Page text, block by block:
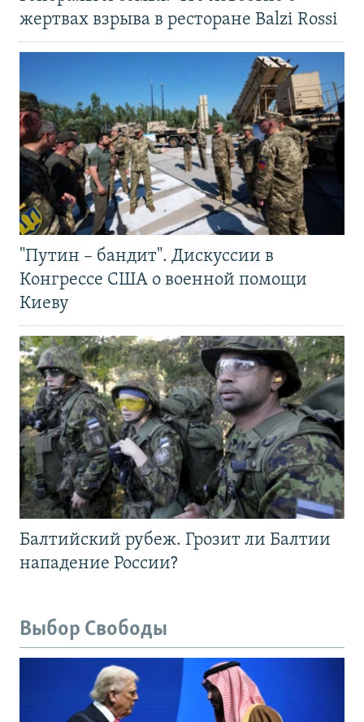
жертвах взрыва в ресторане Balzi Rossi
"Путин – бандит". Дискуссии в
Конгрессе США о военной помощи
Киеву
Балтийский рубеж. Грозит ли Балтии
нападение России?
Выбор Свободы